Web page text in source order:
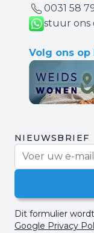
0031 ‪58
stuur ons
Volg ons op
NIEUWSBRIEF
Dit formulier
Google Privacy